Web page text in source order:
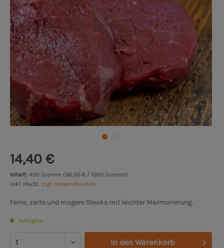
14,40 €
Inhalt: 400 Gramm (36,00 € / 1000 Gramm)
inkl. MwSt. zzgl. Versandkosten
Feine, zarte und magere Steaks mit leichter Marmorierung.
Verfügbar
In den Warenkorb